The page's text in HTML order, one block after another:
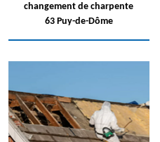
changement de charpente
63 Puy-de-Dôme